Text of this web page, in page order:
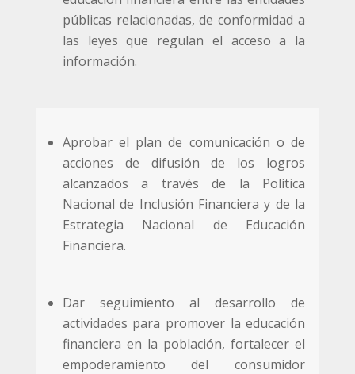
públicas relacionadas, de conformidad a
las leyes que regulan el acceso a la
información.
Aprobar el plan de comunicación o de
acciones de difusión de los logros
alcanzados a través de la Política
Nacional de Inclusión Financiera y de la
Estrategia Nacional de Educación
Financiera.
Dar seguimiento al desarrollo de
actividades para promover la educación
financiera en la población, fortalecer el
empoderamiento del consumidor